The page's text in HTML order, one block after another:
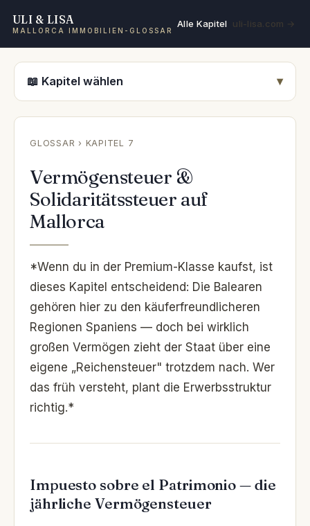
ULI & LISA
MALLORCA IMMOBILIEN-GLOSSAR
Alle Kapitel uli-lisa.com →
📖 Kapitel wählen
GLOSSAR › KAPITEL 7
Vermögensteuer &
Solidaritätssteuer auf
Mallorca
*Wenn du in der Premium-Klasse kaufst, ist
dieses Kapitel entscheidend: Die Balearen
gehören hier zu den käuferfreundlicheren
Regionen Spaniens — doch bei wirklich
großen Vermögen zieht der Staat über eine
eigene „Reichensteuer" trotzdem nach. Wer
das früh versteht, plant die Erwerbsstruktur
richtig.*
Impuesto sobre el Patrimonio — die
jährliche Vermögensteuer